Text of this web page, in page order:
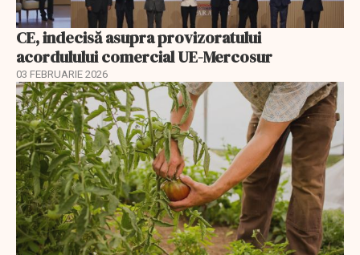
CE, indecisă asupra provizoratului
acordulului comercial UE-Mercosur
03 FEBRUARIE 2026